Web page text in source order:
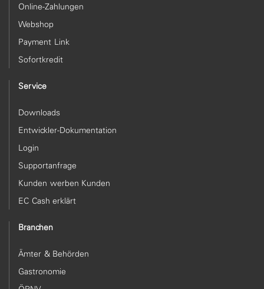
Online-Zahlungen
Webshop
Payment Link
Sofortkredit
Service
Downloads
Entwickler-Dokumentation
Login
Supportanfrage
Kunden werben Kunden
EC Cash erklärt
Branchen
Ämter & Behörden
Gastronomie